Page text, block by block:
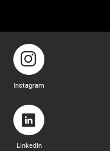
Instagram
LinkedIn